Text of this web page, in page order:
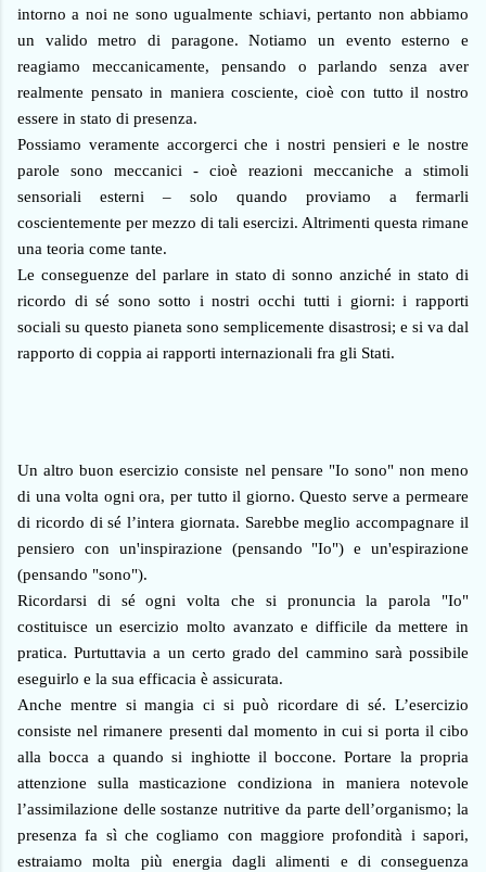
intorno a noi ne sono ugualmente schiavi, pertanto non abbiamo
un valido metro di paragone. Notiamo un evento esterno e
reagiamo meccanicamente, pensando o parlando senza aver
realmente pensato in maniera cosciente, cioè con tutto il nostro
essere in stato di presenza.
Possiamo veramente accorgerci che i nostri pensieri e le nostre
parole sono meccanici - cioè reazioni meccaniche a stimoli
sensoriali esterni – solo quando proviamo a fermarli
coscientemente per mezzo di tali esercizi. Altrimenti questa rimane
una teoria come tante.
Le conseguenze del parlare in stato di sonno anziché in stato di
ricordo di sé sono sotto i nostri occhi tutti i giorni: i rapporti
sociali su questo pianeta sono semplicemente disastrosi; e si va dal
rapporto di coppia ai rapporti internazionali fra gli Stati.
Un altro buon esercizio consiste nel pensare "Io sono" non meno
di una volta ogni ora, per tutto il giorno. Questo serve a permeare
di ricordo di sé l’intera giornata. Sarebbe meglio accompagnare il
pensiero con un'inspirazione (pensando "Io") e un'espirazione
(pensando "sono").
Ricordarsi di sé ogni volta che si pronuncia la parola "Io"
costituisce un esercizio molto avanzato e difficile da mettere in
pratica. Purtuttavia a un certo grado del cammino sarà possibile
eseguirlo e la sua efficacia è assicurata.
Anche mentre si mangia ci si può ricordare di sé. L’esercizio
consiste nel rimanere presenti dal momento in cui si porta il cibo
alla bocca a quando si inghiotte il boccone. Portare la propria
attenzione sulla masticazione condiziona in maniera notevole
l’assimilazione delle sostanze nutritive da parte dell’organismo; la
presenza fa sì che cogliamo con maggiore profondità i sapori,
estraiamo molta più energia dagli alimenti e di conseguenza